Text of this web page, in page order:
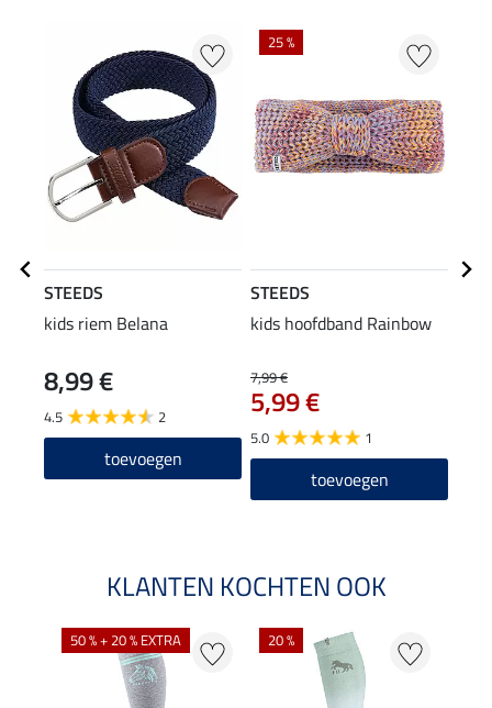
STEEDS
kids riem Belana
8,99 €
4.5 2
toevoegen
25 %
STEEDS
kids hoofdband Rainbow
7,99 €
5,99 €
5.0 1
toevoegen
KLANTEN KOCHTEN OOK
50 % + 20 % EXTRA 20 %